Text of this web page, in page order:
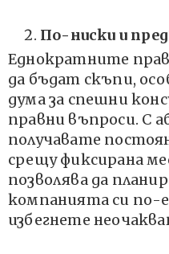
По-ниски и
Еднократните
да бъдат скъпи,
дума за спешни
правни въпроси. С
получавате
срещу фиксирана
позволява да
компанията си по-
избегнете